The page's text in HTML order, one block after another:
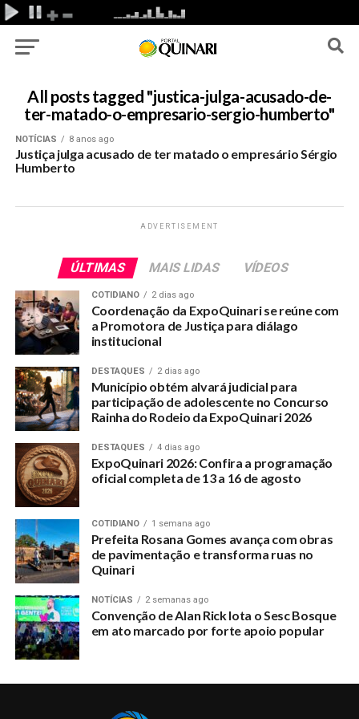
All posts tagged "justica-julga-acusado-de-
ter-matado-o-empresario-sergio-humberto"
NOTÍCIAS 8 anos ago
Justiça julga acusado de ter matado o empresário Sérgio
Humberto
ADVERTISEMENT
ÚLTIMAS MAIS LIDAS VÍDEOS
COTIDIANO 2 dias ago
Coordenação da ExpoQuinari se reúne com
a Promotora de Justiça para diálago
institucional
DESTAQUES 2 dias ago
Município obtém alvará judicial para
participação de adolescente no Concurso
Rainha do Rodeio da ExpoQuinari 2026
DESTAQUES 4 dias ago
ExpoQuinari 2026: Confira a programação
oficial completa de 13 a 16 de agosto
COTIDIANO 1 semana ago
Prefeita Rosana Gomes avança com obras
de pavimentação e transforma ruas no
Quinari
NOTÍCIAS 2 semanas ago
Convenção de Alan Rick lota o Sesc Bosque
em ato marcado por forte apoio popular